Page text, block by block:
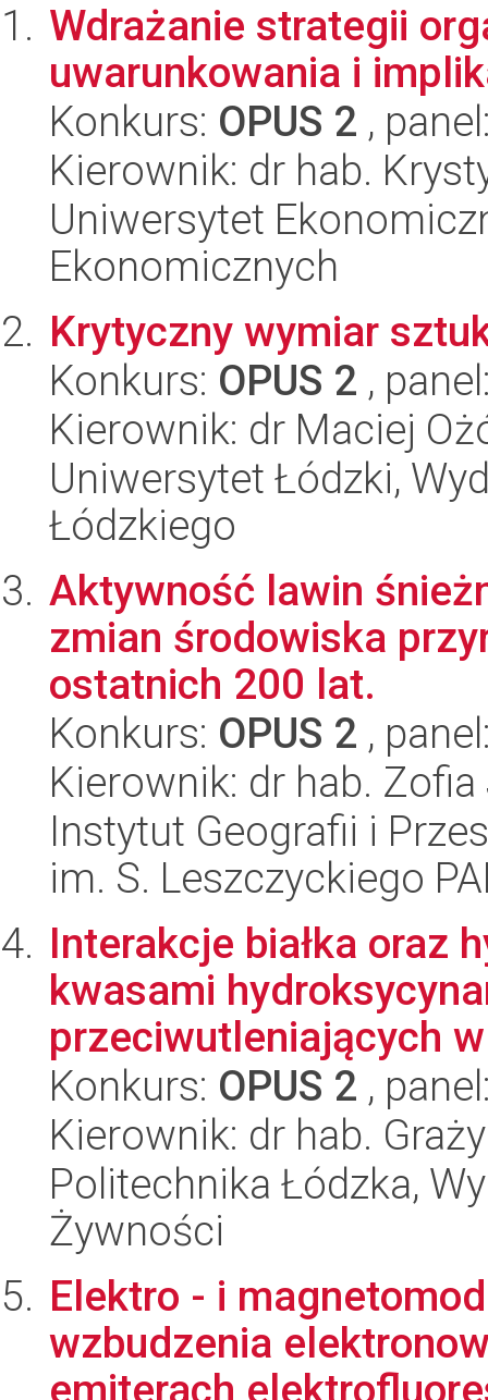
Wdrażanie strategii
uwarunkowania i
Konkurs: OPUS 2 ,
Kierownik: dr hab.
Uniwersytet
Ekonomicznych
Krytyczny wymiar
Konkurs: OPUS 2 ,
Kierownik: dr Maciej
Uniwersytet Łódzki,
Łódzkiego
Aktywność lawin
zmian środowiska
ostatnich 200 lat.
Konkurs: OPUS 2 ,
Kierownik: dr hab.
Instytut Geografii i
im. S. Leszczyckiego
Interakcje białka oraz
kwasami
przeciwutleniających
Konkurs: OPUS 2 ,
Kierownik: dr hab.
Politechnika Łódzka,
Żywności
Elektro - i
wzbudzenia
emiterach